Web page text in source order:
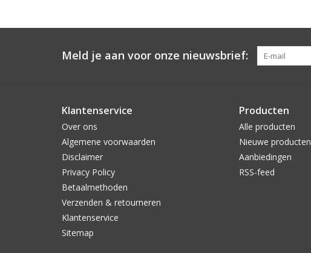
Meld je aan voor onze nieuwsbrief:
Klantenservice
Over ons
Algemene voorwaarden
Disclaimer
Privacy Policy
Betaalmethoden
Verzenden & retourneren
Klantenservice
Sitemap
Producten
Alle producten
Nieuwe producten
Aanbiedingen
RSS-feed